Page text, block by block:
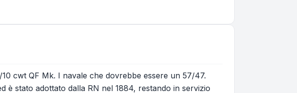
cwt QF Mk. I navale che dovrebbe essere un 57/47.
è stato adottato dalla RN nel 1884, restando in servizio